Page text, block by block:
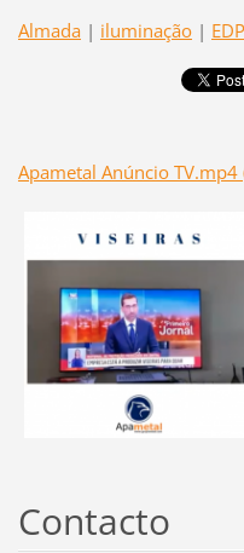
Almada | iluminação | EDP
Apametal Anúncio TV.mp4
Contacto